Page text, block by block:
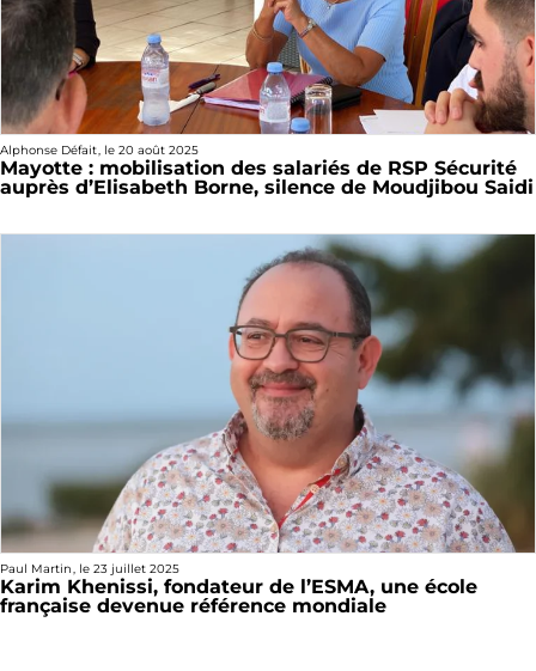
Alphonse Défait, le 20 août 2025
Mayotte : mobilisation des salariés de RSP Sécurité
auprès d’Elisabeth Borne, silence de Moudjibou Saidi
Paul Martin, le 23 juillet 2025
Karim Khenissi, fondateur de l’ESMA, une école
française devenue référence mondiale